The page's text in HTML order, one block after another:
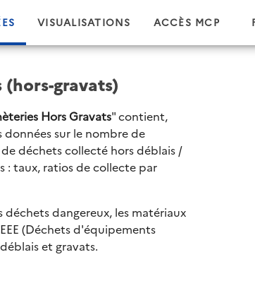
VISUALISATIONS ACCÈS MCP
gravats)
Hors Gravats" contient,
sur le nombre de
déchets collecté hors déblais /
: taux, ratios de collecte par
dangereux, les matériaux
(Déchets d'équipements
et gravats.